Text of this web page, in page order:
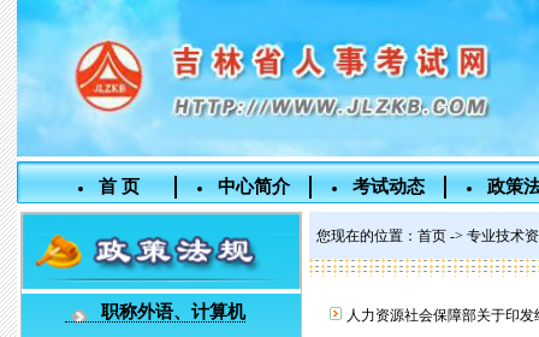
首 页 中心简介 考试动态 政策
职称外语、计算机
您现在的位置： 首页 -> 专业技术
人力资源社会保障部关于印